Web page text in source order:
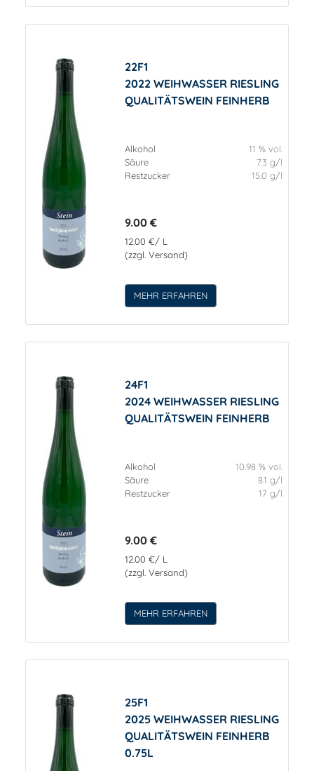
22F1
2022 WEIHWASSER RIESLING
QUALITÄTSWEIN FEINHERB
Alkohol
11 % vol.
Säure
7.3 g/l
Restzucker
15.0 g/l
9.00 €
12.00 €/ L
(zzgl. Versand)
MEHR ERFAHREN
24F1
2024 WEIHWASSER RIESLING
QUALITÄTSWEIN FEINHERB
Alkohol
10.98 % vol.
Säure
8.1 g/l
Restzucker
17 g/l
9.00 €
12.00 €/ L
(zzgl. Versand)
MEHR ERFAHREN
25F1
2025 WEIHWASSER RIESLING
QUALITÄTSWEIN FEINHERB
0.75L